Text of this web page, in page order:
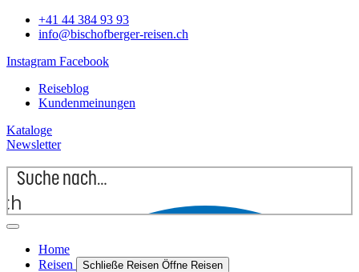
+41 44 384 93 93
info@bischofberger-reisen.ch
Instagram Facebook
Reiseblog
Kundenmeinungen
Kataloge
Newsletter
Home
Reisen
Schließe Reisen Öffne Reisen